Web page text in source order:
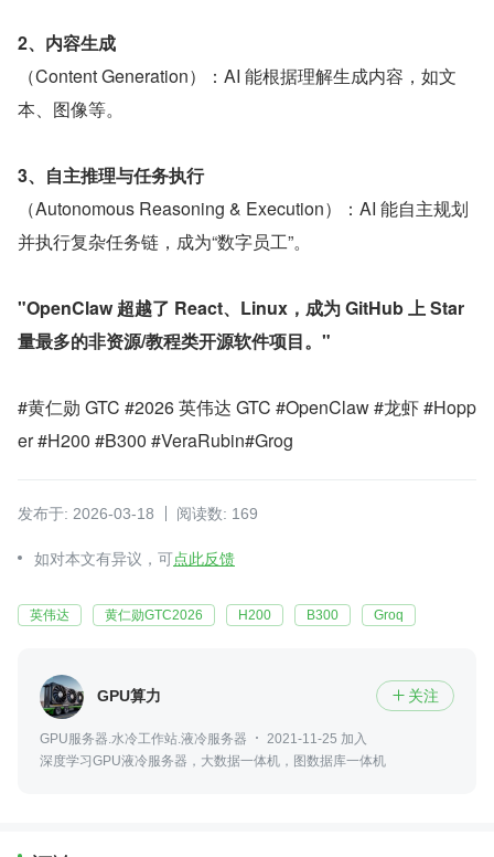
2、内容生成
（Content Generation）：AI 能根据理解生成内容，如文
本、图像等。
3、自主推理与任务执行
（Autonomous Reasoning & Execution）：AI 能自主规划
并执行复杂任务链，成为“数字员工”。
"OpenClaw 超越了 React、Linux，成为 GitHub 上 Star
量最多的非资源/教程类开源软件项目。"
#黄仁勋 GTC #2026 英伟达 GTC #OpenClaw #龙虾 #Hopp
er #H200 #B300 #VeraRubin#Grog
发布于: 2026-03-18 阅读数: 169
如对本文有异议，可点此反馈
英伟达 黄仁勋GTC2026 H200 B300 Groq
GPU算力  关注
GPU服务器.水冷工作站.液冷服务器
2021-11-25 加入
深度学习GPU液冷服务器，大数据一体机，图数据库一体机